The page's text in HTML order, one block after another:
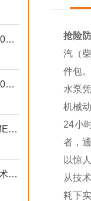
城市抢险用6寸双缸柴油机水泵ST60DS产品介绍
移动式6寸双缸防汛柴油机水泵ST60SD产品介绍
移动式抗洪6寸柴油机水泵ECP60ME产品介绍
防汛6寸柴油机水泵ECP60ME的技术参数
抢险
汽（
件包。
水泵
机械
24小
者，
以惊
从技
耗下